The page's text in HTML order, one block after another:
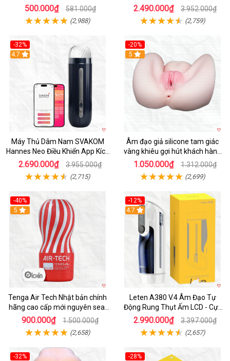
nam
500.000₫ 581.000₫
(2,988)
Điều Khiển
2.490.000₫ 3.952.000₫
(2,759)
-32%
Hot
4.7
Máy Thủ Dâm Nam SVAKOM
Hannes Neo Điều Khiển App Kích
Thích
2.690.000₫ 3.955.000₫
(2,715)
-20%
Hot
5
Âm đạo giả silicone tam giác
vàng khiêu gợi hút khách hàng
nam
1.050.000₫ 1.312.000₫
(2,699)
-40%
Hot
5
Tenga Air Tech Nhật bản chính
hãng cao cấp mới nguyên seal
giá tốt
900.000₫ 1.500.000₫
(2,658)
-12%
Hot
4.7
Leten A380 V.4 Âm Đạo Tự
Động Rung Thụt Ấm LCD - Cực
Phê
2.990.000₫ 3.397.000₫
(2,657)
-32% -28%